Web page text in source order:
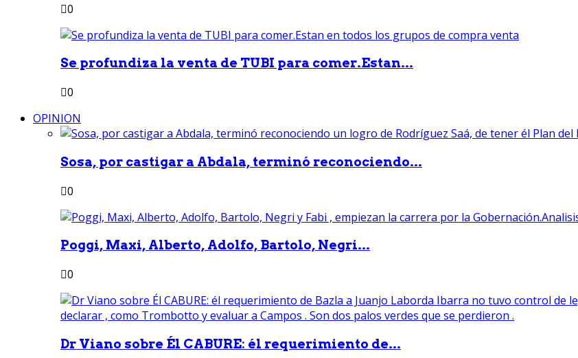
0
Se profundiza la venta de TUBI para comer.Estan...
0
OPINION
Sosa, por castigar a Abdala, terminó reconociendo...
0
Poggi, Maxi, Alberto, Adolfo, Bartolo, Negri...
0
Dr Viano sobre Él CABURE: él requerimiento de...